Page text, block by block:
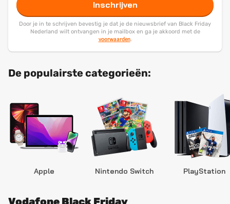
Inschrijven
Door je in te schrijven bevestig je dat je de nieuwsbrief van Black Friday
Nederland wilt ontvangen in je mailbox en ga je akkoord met de
voorwaarden.
De populairste categorieën:
Apple Nintendo Switch PlayStation
Vodafone Black Friday